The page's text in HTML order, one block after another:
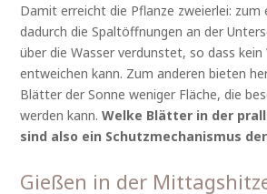
Damit erreicht die Pflanze zweierlei: zum
dadurch die Spaltöffnungen an der
über die Wasser verdunstet, so dass kein
entweichen kann. Zum anderen bieten
Blätter der Sonne weniger Fläche, die
werden kann.Welke Blätter in der
sind also ein Schutzmechanismus
Gießen in der